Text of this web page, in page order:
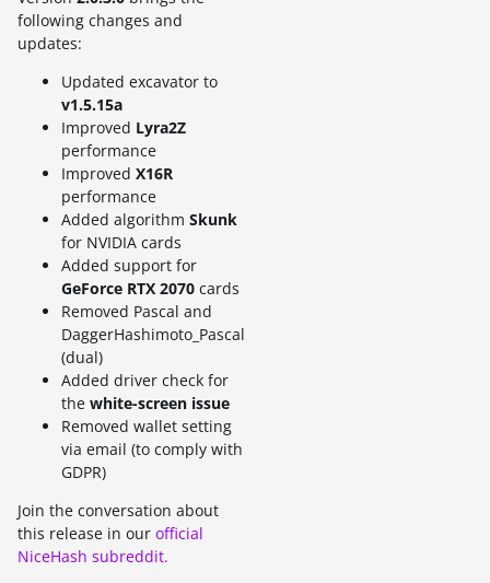
following changes and
updates:
Updated excavator to
v1.5.15a
Improved Lyra2Z
performance
Improved X16R
performance
Added algorithm Skunk
for NVIDIA cards
Added support for
GeForce RTX 2070 cards
Removed Pascal and
DaggerHashimoto_Pascal
(dual)
Added driver check for
the white-screen issue
Removed wallet setting
via email (to comply with
GDPR)
Join the conversation about
this release in our official
NiceHash subreddit.